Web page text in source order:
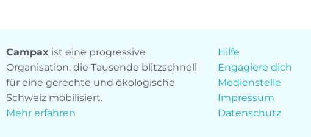
Campax ist eine progressive
Organisation, die Tausende blitzschnell
für eine gerechte und ökologische
Schweiz mobilisiert.
Mehr erfahren
Hilfe
Engagiere dich
Medienstelle
Impressum
Datenschutz